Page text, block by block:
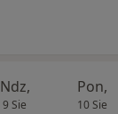
Ndz,
9 Sie
Pon,
10 Sie